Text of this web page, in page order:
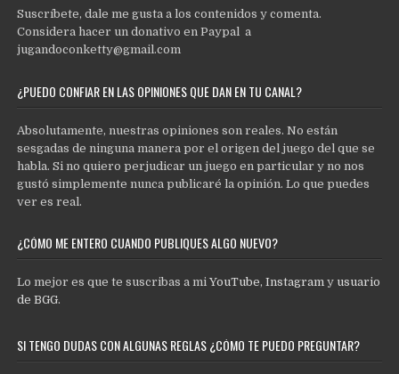
Suscríbete, dale me gusta a los contenidos y comenta.
Considera hacer un donativo en Paypal a
jugandoconketty@gmail.com
¿PUEDO CONFIAR EN LAS OPINIONES QUE DAN EN TU CANAL?
Absolutamente, nuestras opiniones son reales. No están
sesgadas de ninguna manera por el origen del juego del que se
habla. Si no quiero perjudicar un juego en particular y no nos
gustó simplemente nunca publicaré la opinión. Lo que puedes
ver es real.
¿CÓMO ME ENTERO CUANDO PUBLIQUES ALGO NUEVO?
Lo mejor es que te suscribas a miYouTube,Instagram y usuario
de BGG.
SI TENGO DUDAS CON ALGUNAS REGLAS ¿CÓMO TE PUEDO PREGUNTAR?